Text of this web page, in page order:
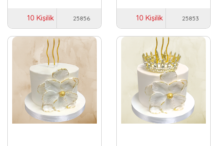
10 Kişilik 25856 10 Kişilik 25853